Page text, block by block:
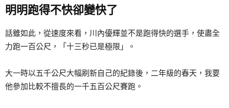
明明跑得不快卻變快了
話雖如此，從速度來看，川內優輝並不是跑得快的選手，使盡全
力跑一百公尺，「十三秒已是極限」。
大一時以五千公尺大幅刷新自己的紀錄後，二年級的春天，我要
他參加比較不擅長的一千五百公尺賽跑。